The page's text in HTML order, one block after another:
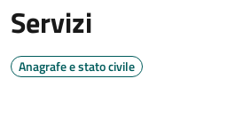
Servizi
Anagrafe e stato civile